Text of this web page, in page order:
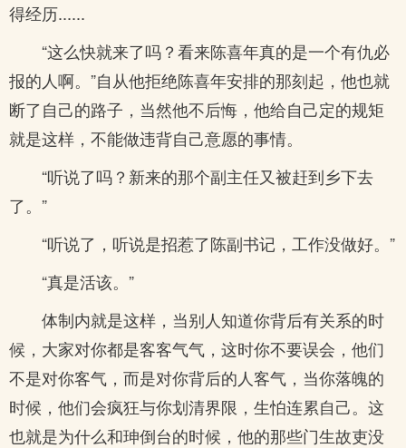
得经历......
“这么快就来了吗？看来陈喜年真的是一个有仇必
报的人啊。”自从他拒绝陈喜年安排的那刻起，他也就
断了自己的路子，当然他不后悔，他给自己定的规矩
就是这样，不能做违背自己意愿的事情。
“听说了吗？新来的那个副主任又被赶到乡下去
了。”
“听说了，听说是招惹了陈副书记，工作没做好。”
“真是活该。”
体制内就是这样，当别人知道你背后有关系的时
候，大家对你都是客客气气，这时你不要误会，他们
不是对你客气，而是对你背后的人客气，当你落魄的
时候，他们会疯狂与你划清界限，生怕连累自己。这
也就是为什么和珅倒台的时候，他的那些门生故吏没